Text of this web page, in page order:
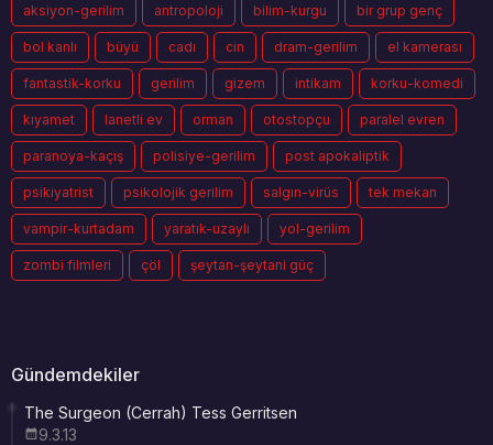
aksiyon-gerilim antropoloji bilim-kurgu bir grup genç
bol kanlı büyü cadı cin dram-gerilim el kamerası
fantastik-korku gerilim gizem intikam korku-komedi
kıyamet lanetli ev orman otostopçu paralel evren
paranoya-kaçış polisiye-gerilim post apokaliptik
psikiyatrist psikolojik gerilim salgın-virüs tek mekan
vampir-kurtadam yaratık-uzaylı yol-gerilim
zombi filmleri çöl şeytan-şeytani güç
Gündemdekiler
The Surgeon (Cerrah) Tess Gerritsen
9.3.13